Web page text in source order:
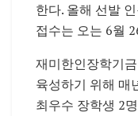
한다. 올해 선발
접수는 오는 6월
재미한인장학기
육성하기 위해 매
최우수 장학생 2